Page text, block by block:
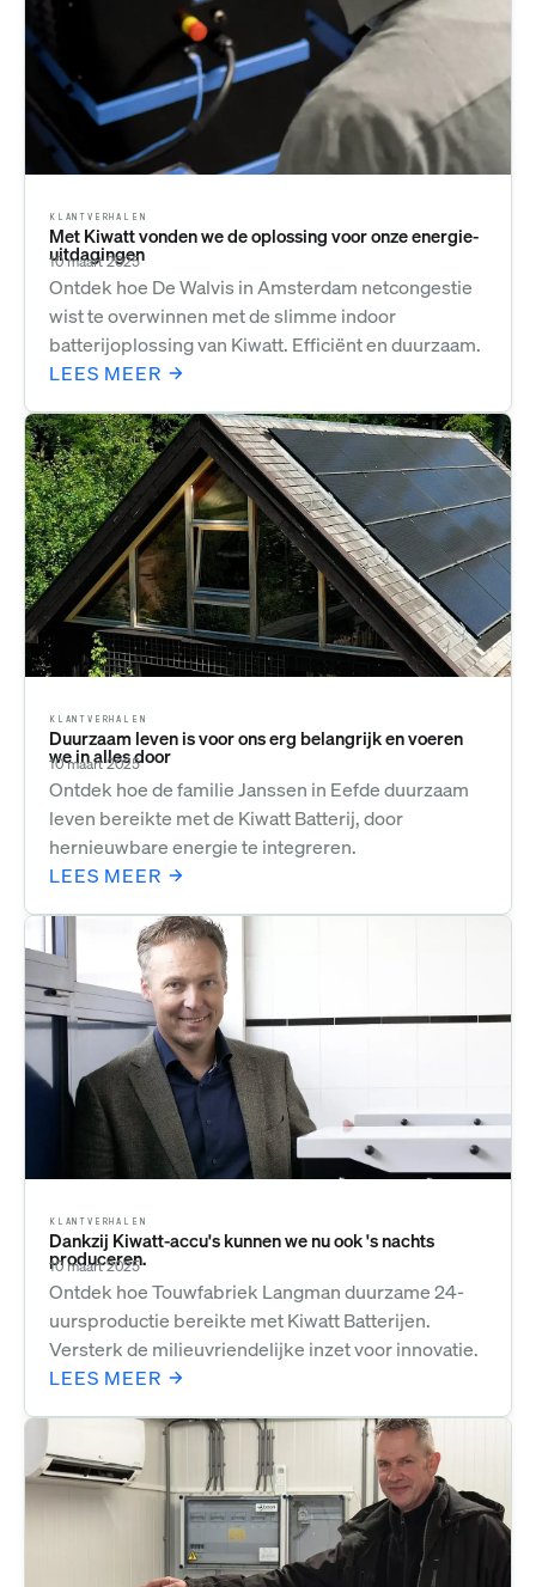
KLANTVERHALEN
Met Kiwatt vonden we de oplossing voor onze energie-
uitdagingen
10 maart 2025
Ontdek hoe De Walvis in Amsterdam netcongestie
wist te overwinnen met de slimme indoor
batterijoplossing van Kiwatt. Efficiënt en duurzaam.
LEES MEER
KLANTVERHALEN
Duurzaam leven is voor ons erg belangrijk en voeren
we in alles door
10 maart 2025
Ontdek hoe de familie Janssen in Eefde duurzaam
leven bereikte met de Kiwatt Batterij, door
hernieuwbare energie te integreren.
LEES MEER
KLANTVERHALEN
Dankzij Kiwatt-accu's kunnen we nu ook 's nachts
produceren.
10 maart 2025
Ontdek hoe Touwfabriek Langman duurzame 24-
uursproductie bereikte met Kiwatt Batterijen.
Versterk de milieuvriendelijke inzet voor innovatie.
LEES MEER